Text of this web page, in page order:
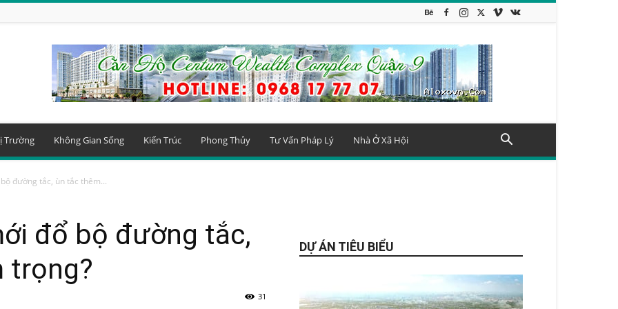
Trường Không Gian Sống Kiến Trúc Phong Thủy Tư Vấn Pháp Lý Nhà Ở Xã Hội
đường tắc, ùn tắc thêm...
đổ bộ đường tắc,
trọng?
31
DỰ ÁN TIÊU BIỂU